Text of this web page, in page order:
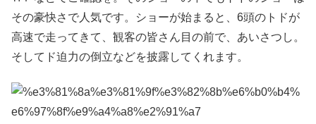
その豪快さで人気です。ショーが始まると、6頭のトドが
高速で走ってきて、観客の皆さん目の前で、あいさつし。
そしてド迫力の倒立などを披露してくれます。